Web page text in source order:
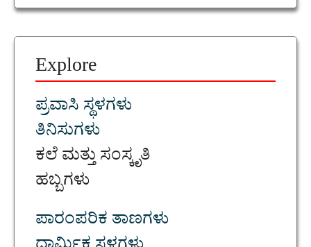
Explore
ಪ್ರವಾಸಿ ಸ್ಥಳಗಳು
ತಿನಿಸುಗಳು
ಕಲೆ ಮತ್ತು ಸಂಸ್ಕೃತಿ
ಹಬ್ಬಗಳು
ಪಾರಂಪರಿಕ ತಾಣಗಳು